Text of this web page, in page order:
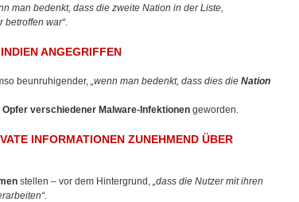
man bedenkt, dass die zweite Nation in der Liste,
betroffen war“.
ANGEGRIFFEN
beunruhigender, „wenn man bedenkt, dass dies die Nation
Opfer verschiedener Malware-Infektionen geworden.
INFORMATIONEN ZUNEHMEND ÜBER
stellen – vor dem Hintergrund, „dass die Nutzer mit ihren
.